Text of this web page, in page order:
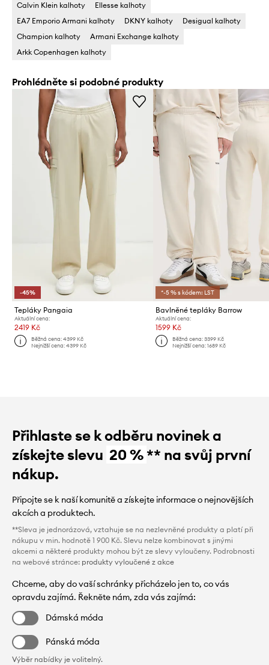
Calvin Klein kalhoty
Ellesse kalhoty
EA7 Emporio Armani kalhoty
DKNY kalhoty
Desigual kalhoty
Champion kalhoty
Armani Exchange kalhoty
Arkk Copenhagen kalhoty
Prohlédněte si podobné produkty
-45%
Tepláky Pangaia
Aktuální cena:
2419 Kč
Běžná cena:4399 Kč
Nejnižší cena:4399 Kč
*-5 % s kódem: LST
Bavlněné tepláky Barrow
Aktuální cena:
1599 Kč
Běžná cena: 3399 Kč
Nejnižší cena: 1689 Kč
Přihlaste se k odběru novinek a
získejte slevu 20 %** na svůj první
nákup.
Připojte se k naší komunitě a získejte informace o nejnovějších
akcích a produktech.
**Sleva je jednorázová, vztahuje se na nezlevněné produkty a platí při
nákupu v min. hodnotě 1 900 Kč. Slevu nelze kombinovat s jinými
akcemi a některé produkty mohou být ze slevy vyloučeny. Podrobnosti
na webové stránce: produkty vyloučené z akce
Chceme, aby do vaší schránky přicházelo jen to, co vás
opravdu zajímá. Řekněte nám, zda vás zajímá:
Dámská móda
Pánská móda
Výběr nabídky je volitelný.